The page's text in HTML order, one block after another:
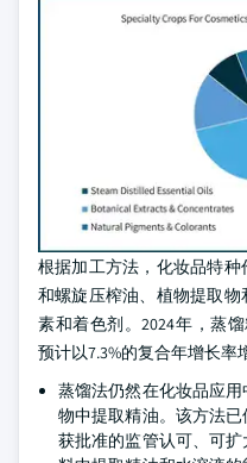
根据加工方法，化妆品特
和螺旋压榨油、植物提取
素和着色剂。2024年，蒸
预计以7.3%的复合年增长率
蒸馏法仍然在化妆品应
物中提取精油。该方法
获批准的监管认可、可